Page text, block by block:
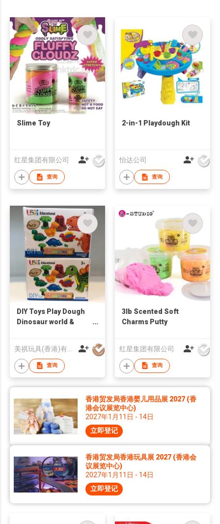
Slime Toy
红星集团有限公司
查询
2-in-1 Playdough Kit
怡达公司
查询
DIY Toys Play Dough
Dinosaur world &
查询
3lb Scented Soft
Charms Putty
红星集团有限公司
查询
香港贸发局香港婴儿用品展 2027 (香
港会议展览中心)
2027年1月11日 - 14日
立即登记
香港贸发局香港玩具展 2027 (香港会
议展览中心)
2027年1月11日 - 14日
立即登记